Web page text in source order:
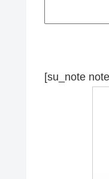
[su_note